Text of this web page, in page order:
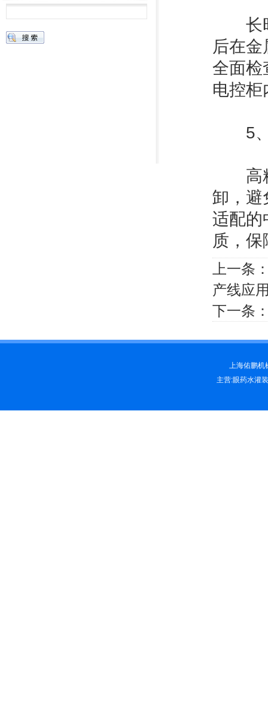
长时
后在
全面检
电控柜
‌5、
高精
卸，避
适配的
质，
上一条
产线应
下一条
上海佑鹏机
主营:眼药水灌